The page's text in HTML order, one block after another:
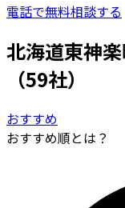
電話で無料相談する
北海道東神
（59社）
おすすめ
おすすめ順とは？